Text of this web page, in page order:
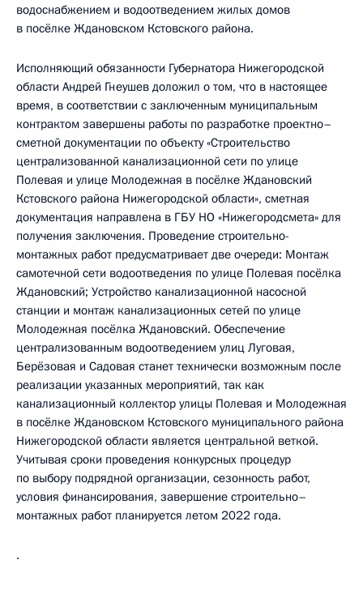
водоснабжением и водоотведением жилых домов
в посёлке Ждановском Кстовского района.
Исполняющий обязанности Губернатора Нижегородской
области Андрей Гнеушев доложил о том, что в настоящее
время, в соответствии с заключенным муниципальным
контрактом завершены работы по разработке проектно–
сметной документации по объекту «Строительство
централизованной канализационной сети по улице
Полевая и улице Молодежная в посёлке Ждановский
Кстовского района Нижегородской области», сметная
документация направлена в ГБУ НО «Нижегородсмета» для
получения заключения. Проведение строительно-
монтажных работ предусматривает две очереди: Монтаж
самотечной сети водоотведения по улице Полевая посёлка
Ждановский; Устройство канализационной насосной
станции и монтаж канализационных сетей по улице
Молодежная посёлка Ждановский. Обеспечение
централизованным водоотведением улиц Луговая,
Берёзовая и Садовая станет технически возможным после
реализации указанных мероприятий, так как
канализационный коллектор улицы Полевая и Молодежная
в посёлке Ждановском Кстовского муниципального района
Нижегородской области является центральной веткой.
Учитывая сроки проведения конкурсных процедур
по выбору подрядной организации, сезонность работ,
условия финансирования, завершение строительно­–
монтажных работ планируется летом 2022 года.
.